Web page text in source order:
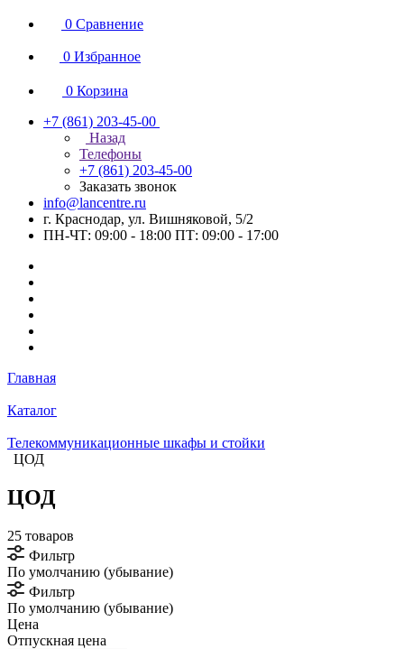
0 Сравнение
0 Избранное
0 Корзина
+7 (861) 203-45-00
Назад
Телефоны
+7 (861) 203-45-00
Заказать звонок
info@lancentre.ru
г. Краснодар, ул. Вишняковой, 5/2
ПН-ЧТ: 09:00 - 18:00 ПТ: 09:00 - 17:00
Главная
Каталог
Телекоммуникационные шкафы и стойки
ЦОД
ЦОД
25 товаров
Фильтр
По умолчанию (убывание)
Фильтр
По умолчанию (убывание)
Цена
Отпускная цена